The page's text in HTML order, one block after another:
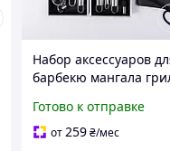
Набор аксессуаров
барбекю мангала
42х14х7.5 см,
инструменты
Готово к отправке
от259₴/мес